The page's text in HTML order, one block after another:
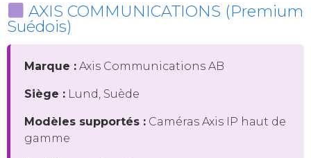
AXIS COMMUNICATIONS (Premium
Suédois)
Marque : Axis Communications AB
Siège : Lund, Suède
Modèles supportés : Caméras Axis IP haut de
gamme